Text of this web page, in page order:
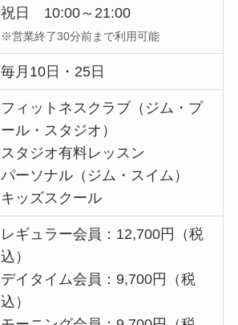
祝日 10:00～21:00
※営業終了30分前まで利用可能
毎月10日・25日
フィットネスクラブ（ジム・プ
ール・スタジオ）
スタジオ有料レッスン
パーソナル（ジム・スイム）
キッズスクール
レギュラー会員：12,700円（税
込）
デイタイム会員：9,700円（税
込）